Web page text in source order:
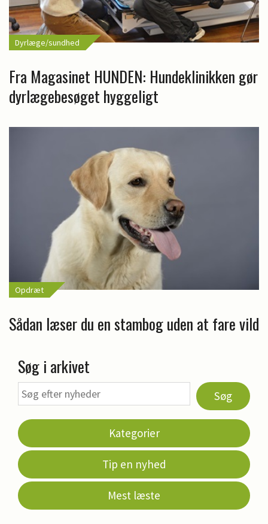
Dyrlæge/sundhed
Fra Magasinet HUNDEN: Hundeklinikken gør
dyrlægebesøget hyggeligt
Opdræt
Sådan læser du en stambog uden at fare vild
Søg i arkivet
Søg
Kategorier
Tip en nyhed
Mest læste